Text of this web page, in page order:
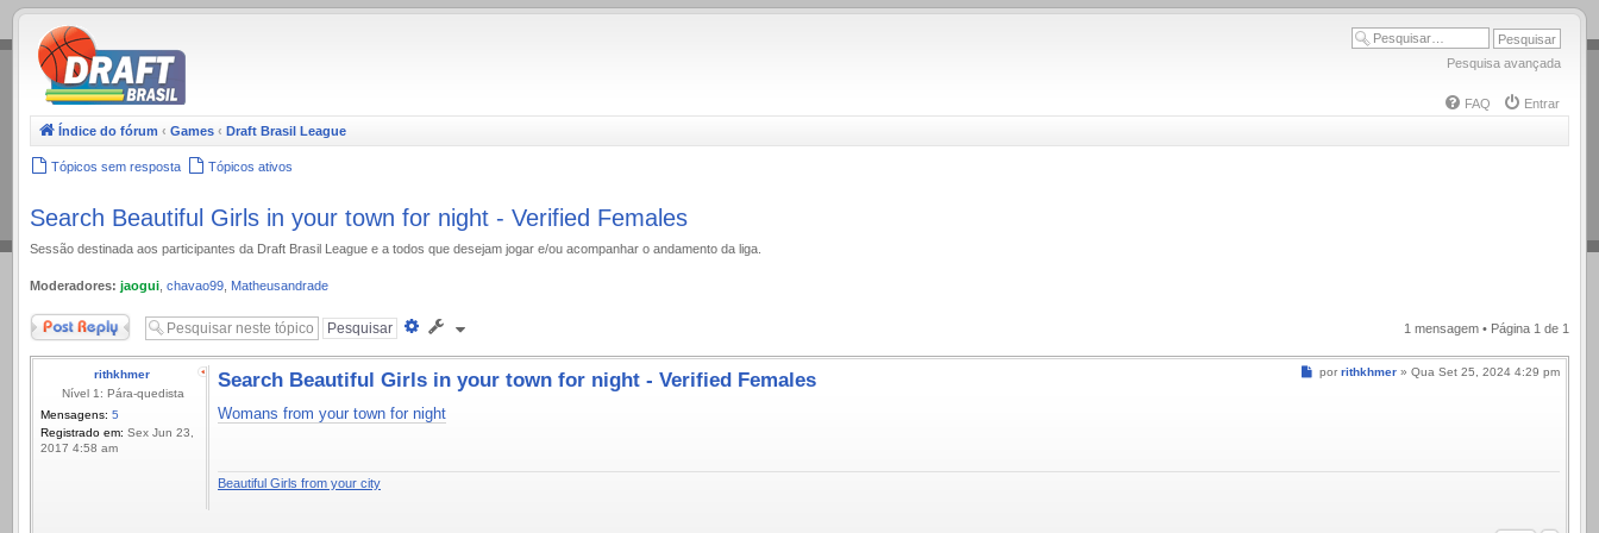
.
Pesquisa avançada
FAQ
Entrar
Índice do fórum ‹ Games ‹ Draft Brasil League
Tópicos sem resposta Tópicos ativos
Search Beautiful Girls in your town for night - Verified Females
Sessão destinada aos participantes da Draft Brasil League e a todos que desejam jogar e/ou acompanhar o andamento da liga.
Moderadores: jaogui chavao99 Matheusandrade
Responder
Pesquisa
1 mensagem • Página 1 de 1
rithkhmer
Nível 1: Pára-quedista
Mensagens: 5
Registrado em: Sex Jun 23,
2017 4:58 am
Mensagem
por rithkhmer » Qua Set 25, 2024 4:29 pm
Search Beautiful Girls in your town for night - Verified Females
Womans from your town for night
Beautiful Girls from your city